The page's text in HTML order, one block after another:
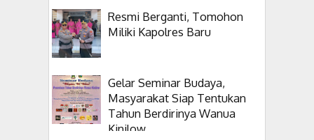
Resmi Berganti, Tomohon
Miliki Kapolres Baru
Gelar Seminar Budaya,
Masyarakat Siap Tentukan
Tahun Berdirinya Wanua
Kinilow